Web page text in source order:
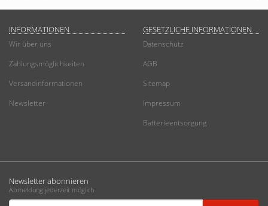
INFORMATIONEN
Wir über uns
Zahlungsmöglichkeiten
Versandinformationen
Newsletter
GESETZLICHE INFORMATIONEN
Datenschutz
AGB
Sitemap
Impressum
Batterieentsorgung
Newsletter abonnieren
Abmeldung jederzeit möglich
Email-